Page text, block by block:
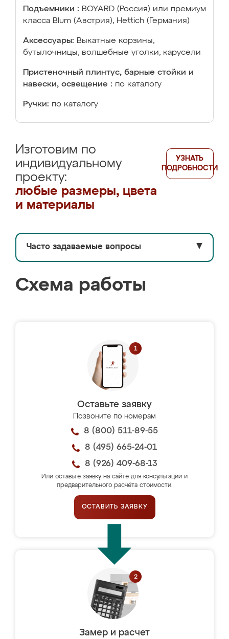
Подъемники : BOYARD (Россия) или премиум
класса Blum (Австрия), Hettich (Германия)
Аксессуары: Выкатные корзины,
бутылочницы, волшебные уголки, карусели
Пристеночный плинтус, барные стойки и
навески, освещение : по каталогу
Ручки: по каталогу
Изготовим по
индивидуальному
проекту:
любые размеры, цвета
и материалы
УЗНАТЬ
ПОДРОБНОСТИ
Часто задаваемые вопросы ▼
Схема работы
Оставьте заявку
Позвоните по номерам
8 (800) 511-89-55
8 (495) 665-24-01
8 (926) 409-68-13
Или оставьте заявку на сайте для консультации и
предварительного расчёта стоимости.
ОСТАВИТЬ ЗАЯВКУ
Замер и расчет